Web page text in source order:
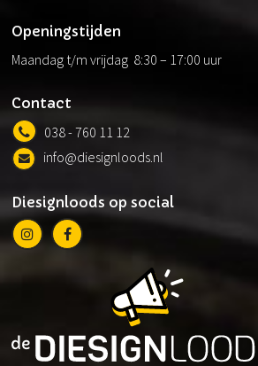
Openingstijden
Maandag t/m vrijdag 8:30 – 17:00 uur
Contact
038 - 760 11 12
info@diesignloods.nl
Diesignloods op social